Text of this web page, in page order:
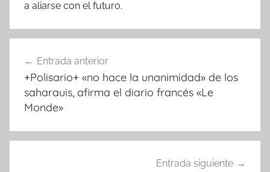
a aliarse con el futuro.
de
entradas
Entrada anterior
+Polisario+ «no hace la unanimidad» de los
saharauis, afirma el diario francés «Le
Monde»
Entrada siguiente